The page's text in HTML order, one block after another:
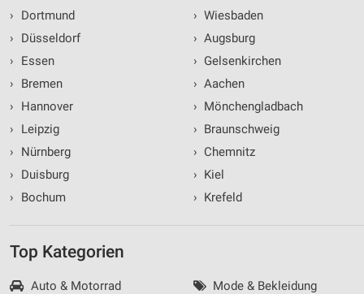
›
Dortmund
›
Düsseldorf
›
Essen
›
Bremen
›
Hannover
›
Leipzig
›
Nürnberg
›
Duisburg
›
Bochum
› Wiesbaden
› Augsburg
› Gelsenkirchen
› Aachen
› Mönchengladbach
› Braunschweig
› Chemnitz
› Kiel
› Krefeld
Top Kategorien
Auto & Motorrad
Mode & Bekleidung